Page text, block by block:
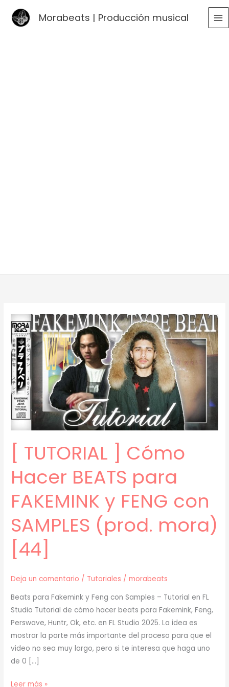
Morabeats | Producción musical
[ TUTORIAL ] Cómo
Hacer BEATS para
FAKEMINK y FENG con
SAMPLES (prod. mora)
[44]
Deja un comentario / Tutoriales /morabeats
Beats para Fakemink y Feng con Samples – Tutorial en FL
Studio Tutorial de cómo hacer beats para Fakemink, Feng,
Perswave, Huntr, Ok, etc. en FL Studio 2025. La idea es
mostrar la parte más importante del proceso para que el
video no sea muy largo, pero si te interesa que haga uno
de 0 […]
[
Leer más »